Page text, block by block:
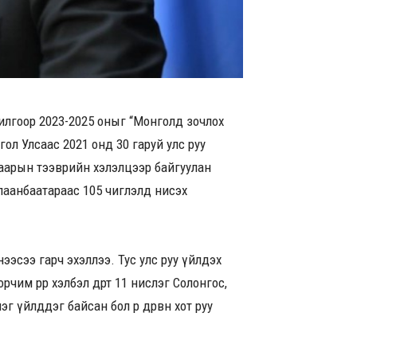
2023-2025 оныг “Монголд зочлох
Улсаас 2021 онд 30 гаруй улс руу
тээврийн хэлэлцээр байгуулан
105 чиглэлд нисэх
гарч эхэллээ. Тус улс руу үйлдэх
хэлбэл өдөрт 11 нислэг Солонгос,
байсан бол өөр дөрвөн хот руу